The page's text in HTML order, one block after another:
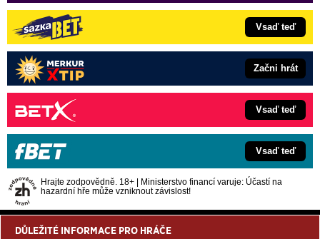
Vsaď teď
Začni hrát
Vsaď teď
Vsaď teď
Hrajte zodpovědně. 18+ | Ministerstvo financí varuje: Účastí na
hazardní hře může vzniknout závislost!
DŮLEŽITÉ INFORMACE PRO HRÁČE